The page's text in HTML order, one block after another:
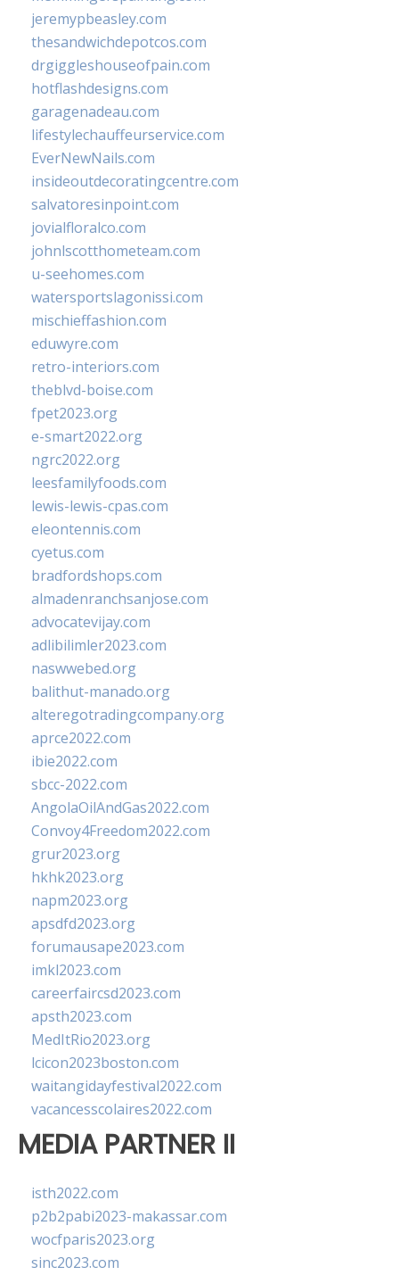
jeremypbeasley.com
thesandwichdepotcos.com
drgiggleshouseofpain.com
hotflashdesigns.com
garagenadeau.com
lifestylechauffeurservice.com
EverNewNails.com
insideoutdecoratingcentre.com
salvatoresinpoint.com
jovialfloralco.com
johnlscotthometeam.com
u-seehomes.com
watersportslagonissi.com
mischieffashion.com
eduwyre.com
retro-interiors.com
theblvd-boise.com
fpet2023.org
e-smart2022.org
ngrc2022.org
leesfamilyfoods.com
lewis-lewis-cpas.com
eleontennis.com
cyetus.com
bradfordshops.com
almadenranchsanjose.com
advocatevijay.com
adlibilimler2023.com
naswwebed.org
balithut-manado.org
alteregotradingcompany.org
aprce2022.com
ibie2022.com
sbcc-2022.com
AngolaOilAndGas2022.com
Convoy4Freedom2022.com
grur2023.org
hkhk2023.org
napm2023.org
apsdfd2023.org
forumausape2023.com
imkl2023.com
careerfaircsd2023.com
apsth2023.com
MedItRio2023.org
lcicon2023boston.com
waitangidayfestival2022.com
vacancesscolaires2022.com
MEDIA PARTNER II
isth2022.com
p2b2pabi2023-makassar.com
wocfparis2023.org
sinc2023.com